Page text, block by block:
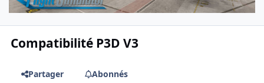
Compatibilité P3D V3
Partager
Abonnés